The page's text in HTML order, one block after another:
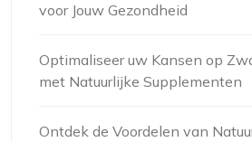
voor Jouw Gezondheid
Optimaliseer uw Kansen op
met Natuurlijke Supplementen
Ontdek de Voordelen van